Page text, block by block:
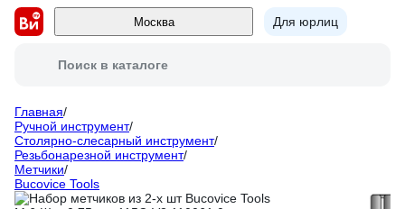
Москва Для юрлиц
Поиск в каталоге
Главная/
Ручной инструмент/
Столярно-слесарный инструмент/
Резьбонарезной инструмент/
Метчики/
Bucovice Tools